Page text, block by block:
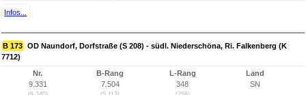
Infos...
B 173 OD Naundorf, Dorfstraße (S 208) - südl. Niederschöna, Ri. Falkenberg (K
7712)
Nr.
9.331
B-Rang
7.504
L-Rang
348
Land
SN